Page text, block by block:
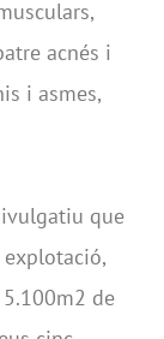
acnés i
i asmes,
que
5.100m2 de